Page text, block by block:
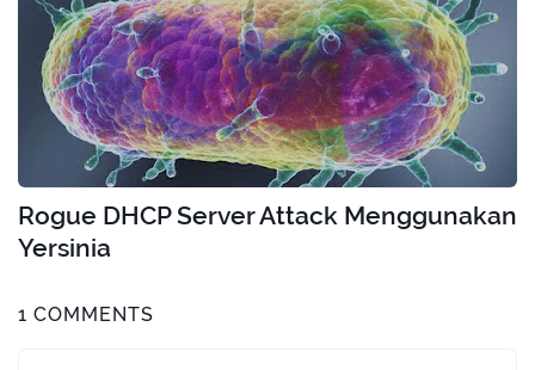
Rogue DHCP Server Attack Menggunakan
Yersinia
1 COMMENTS